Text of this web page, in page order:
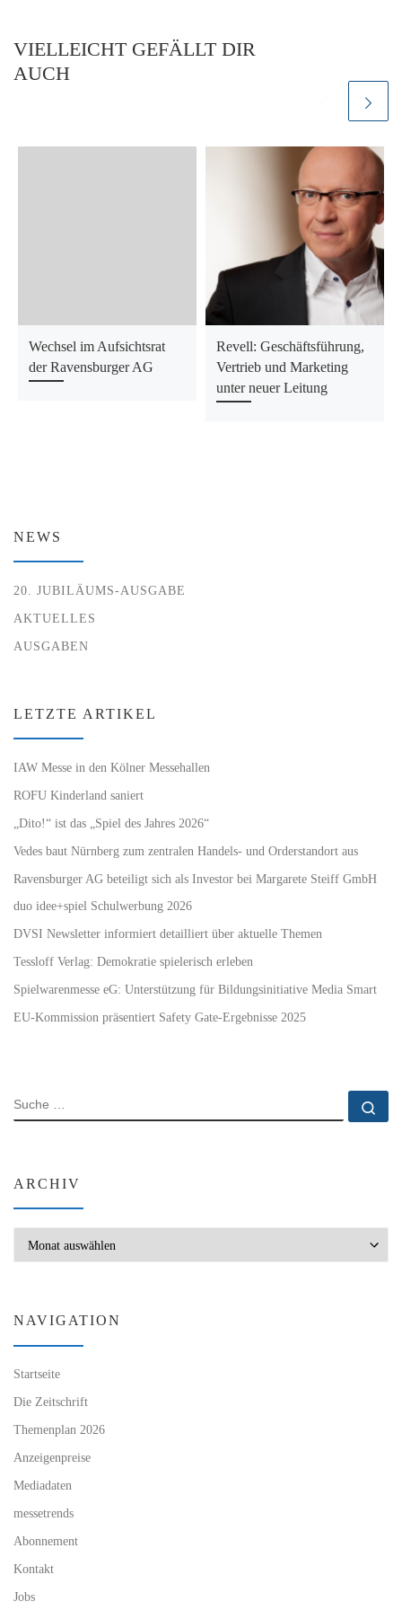
VIELLEICHT GEFÄLLT DIR
AUCH
Wechsel im Aufsichtsrat
der Ravensburger AG
Revell: Geschäftsführung,
Vertrieb und Marketing
unter neuer Leitung
NEWS
20. JUBILÄUMS-AUSGABE
AKTUELLES
AUSGABEN
LETZTE ARTIKEL
IAW Messe in den Kölner Messehallen
ROFU Kinderland saniert
„Dito!“ ist das „Spiel des Jahres 2026“
Vedes baut Nürnberg zum zentralen Handels- und Orderstandort aus
Ravensburger AG beteiligt sich als Investor bei Margarete Steiff GmbH
duo idee+spiel Schulwerbung 2026
DVSI Newsletter informiert detailliert über aktuelle Themen
Tessloff Verlag: Demokratie spielerisch erleben
Spielwarenmesse eG: Unterstützung für Bildungsinitiative Media Smart
EU-Kommission präsentiert Safety Gate-Ergebnisse 2025
SUCHE
ARCHIV
NAVIGATION
Startseite
Die Zeitschrift
Themenplan 2026
Anzeigenpreise
Mediadaten
messetrends
Abonnement
Kontakt
Jobs